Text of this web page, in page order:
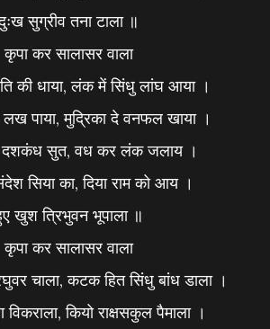
सुग्रीव तना टाला ॥
कृपा कर सालासर वाला
की धाया, लंक में सिंधु लांघ आया ।
लख पाया, मुद्रिका दे वनफल खाया ।
दशकंध सुत, वध कर लंक जलाय ।
सिया का, दिया राम को आय ।
खुश त्रिभुवन भूपाला ॥
कृपा कर सालासर वाला
चाला, कटक हित सिंधु बांध डाला ।
विकराला, कियो राक्षसकुल पैमाला ।